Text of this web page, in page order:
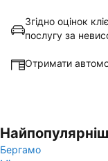
Згідно оцінок
послугу за
Отримати
Бергамо